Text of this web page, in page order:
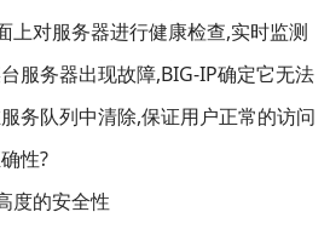
上对服务器进行健康检查,实时监测
服务器出现故障,BIG-IP确定它无法
务队列中清除,保证用户正常的访问
性?
的安全性